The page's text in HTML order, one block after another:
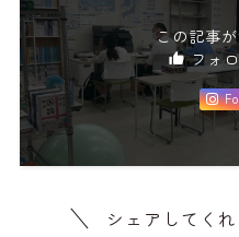
この記事
フォ
シェアしてく